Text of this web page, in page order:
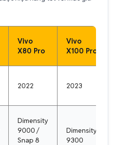
Vivo
X80 Pro
Vivo
X100 Pro
2022 2023
Dimensity
9000 /
Snap 8
Dimensity
9300